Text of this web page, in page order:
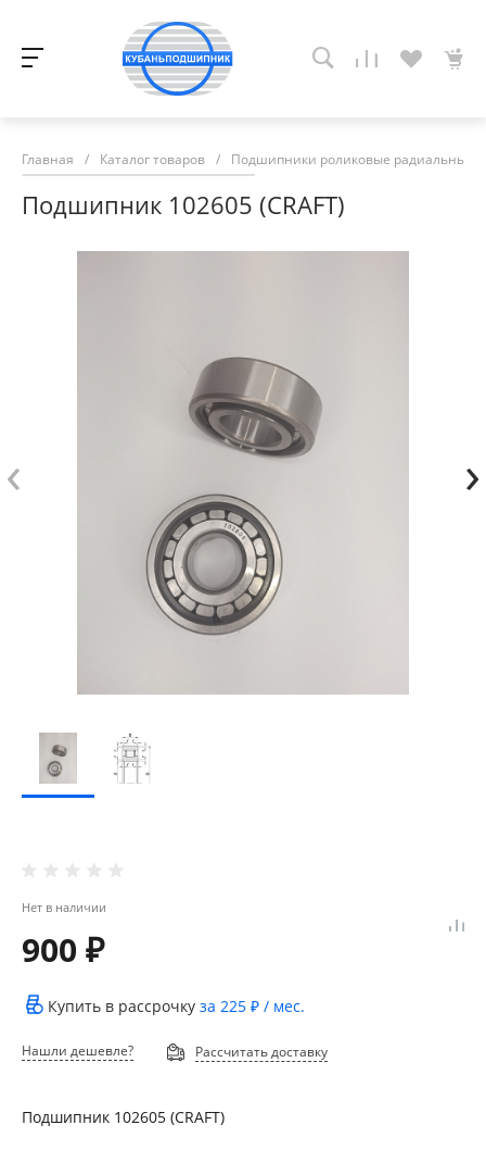
Главная / Каталог товаров / Подшипники роликовые радиальные
Подшипник 102605 (CRAFT)
‹ ›
Нет в наличии
900 ₽
Купить в рассрочку за 225 ₽ / мес.
Нашли дешевле? Рассчитать доставку
Подшипник 102605 (CRAFT)